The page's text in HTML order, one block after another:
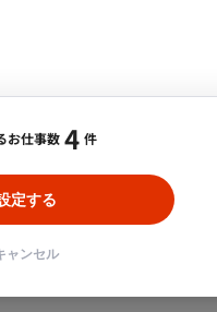
に多くのクライアン
せ窓口業務、クライア
ピックアップ・アプ
を収集し、PdMやエ
ォローアップ活動 ◎
り
ゲームタイトル
お仕事数 4 件
定する
ャンセル